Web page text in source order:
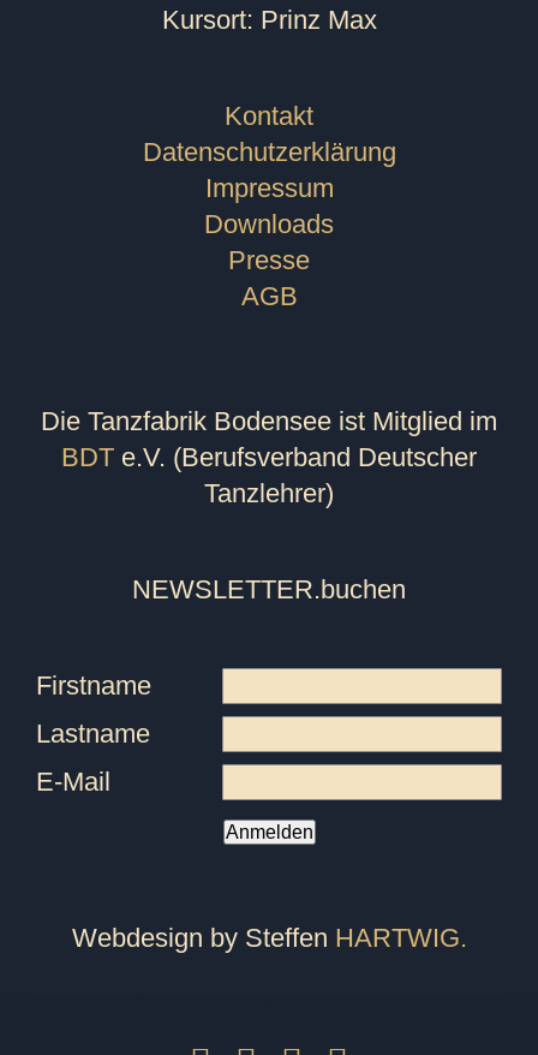
Kursort: Prinz Max
Kontakt
Datenschutzerklärung
Impressum
Downloads
Presse
AGB
Die Tanzfabrik Bodensee ist Mitglied im
BDT e.V. (Berufsverband Deutscher
Tanzlehrer)
NEWSLETTER.buchen
Firstname
Lastname
E-Mail
Anmelden
Webdesign by Steffen HARTWIG.